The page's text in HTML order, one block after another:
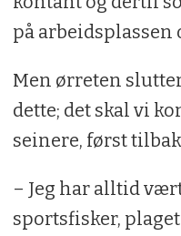
på arbeidsplassen
Men ørreten
dette; det skal vi
seinere, først
– Jeg har alltid
sportsfisker,